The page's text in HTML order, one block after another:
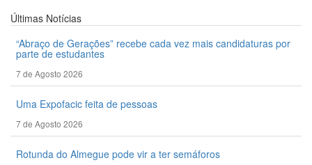
Últimas Notícias
“Abraço de Gerações” recebe cada vez mais candidaturas por
parte de estudantes
7 de Agosto 2026
Uma Expofacic feita de pessoas
7 de Agosto 2026
Rotunda do Almegue pode vir a ter semáforos